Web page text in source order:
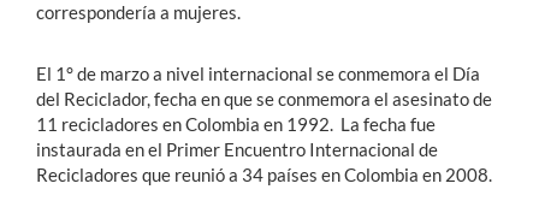
correspondería a mujeres.
El 1° de marzo a nivel internacional se conmemora el Día
del Reciclador, fecha en que se conmemora el asesinato de
11 recicladores en Colombia en 1992. La fecha fue
instaurada en el Primer Encuentro Internacional de
Recicladores que reunió a 34 países en Colombia en 2008.